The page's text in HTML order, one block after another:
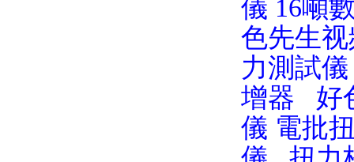
儀 16噸
色先生
力測試儀
增器
好
儀 電批